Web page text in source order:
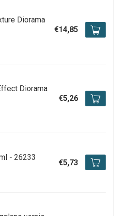
Diorama
€14,85
Diorama
€5,26
- 26233
€5,73